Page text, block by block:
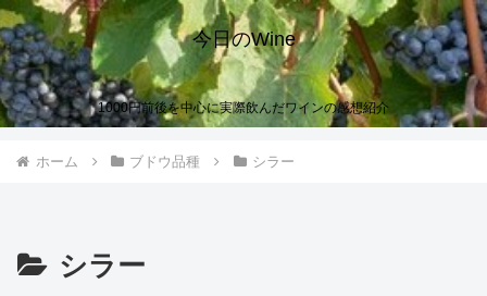
今日のWine
1000円前後を中心に実際飲んだワインの感想紹介
ホーム ブドウ品種 シラー
シラー